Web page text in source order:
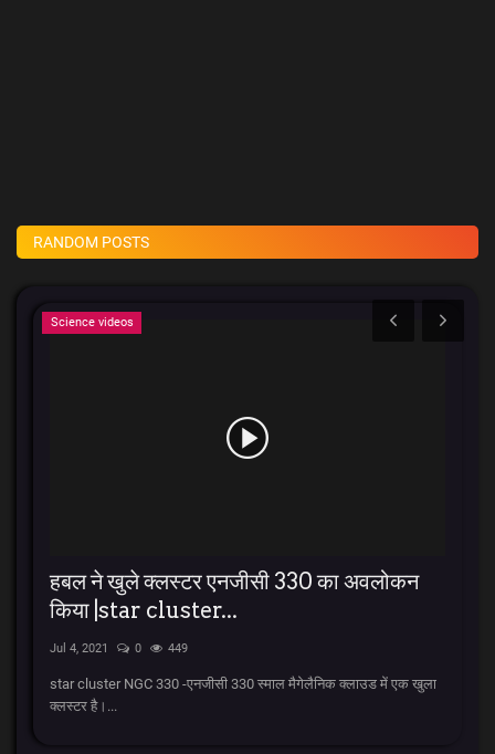
RANDOM POSTS
Science videos
हबल ने खुले क्लस्टर एनजीसी 330 का अवलोकन
किया |star cluster...
Jul 4, 2021 0 449
star cluster NGC 330 -एनजीसी 330 स्माल मैगेलैनिक क्लाउड में एक खुला
क्लस्टर है।...